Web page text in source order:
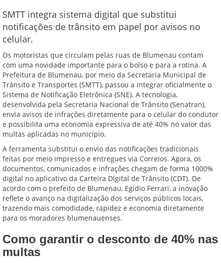
SMTT integra sistema digital que substitui
notificações de trânsito em papel por avisos no
celular.
Os motoristas que circulam pelas ruas de Blumenau contam
com uma novidade importante para o bolso e para a rotina. A
Prefeitura de Blumenau, por meio da Secretaria Municipal de
Trânsito e Transportes (SMTT), passou a integrar oficialmente o
Sistema de Notificação Eletrônica (SNE). A tecnologia,
desenvolvida pela Secretaria Nacional de Trânsito (Senatran),
envia avisos de infrações diretamente para o celular do condutor
e possibilita uma economia expressiva de até 40% no valor das
multas aplicadas no município.
A ferramenta substitui o envio das notificações tradicionais
feitas por meio impresso e entregues via Correios. Agora, os
documentos, comunicados e infrações chegam de forma 1000%
digital no aplicativo da Carteira Digital de Trânsito (CDT). De
acordo com o prefeito de Blumenau, Egidio Ferrari, a inovação
reflete o avanço na digitalização dos serviços públicos locais,
trazendo mais comodidade, rapidez e economia diretamente
para os moradores blumenauenses.
Como garantir o desconto de 40% nas
multas